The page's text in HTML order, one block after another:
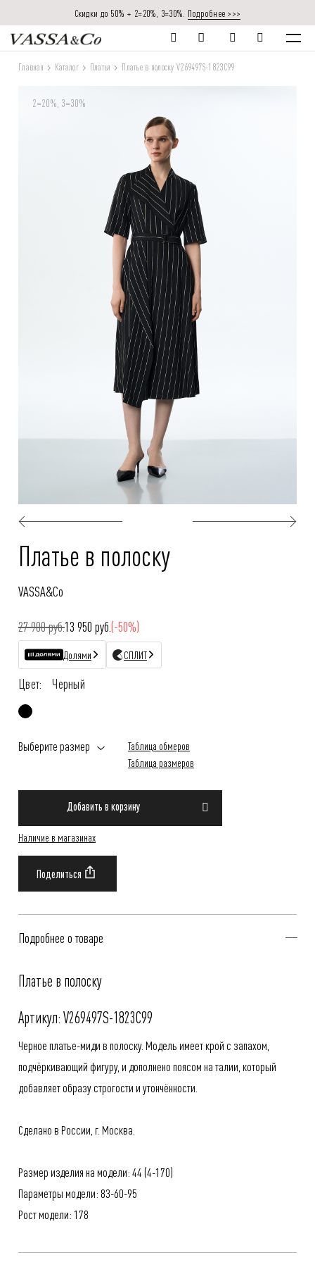
Скидки до 50% + 2=20%, 3=30%. Подробнее >>>
Главная Каталог Платья Платье в полоску V269497S-1823C99
2=20%, 3=30%
Платье в полоску
VASSA&Co
27 900 руб.13 950 руб.(-50%)
Долями СПЛИТ
Цвет: Черный
Выберите размер
Таблица обмеров
Таблица размеров
Добавить в корзину
Наличие в магазинах
Подробнее о товаре
Платье в полоску
Артикул: V269497S-1823C99
Черное платье-миди в полоску. Модель имеет крой с запахом,
подчёркивающий фигуру, и дополнено поясом на талии, который
добавляет образу строгости и утончённости.
Сделано в России, г. Москва.
Размер изделия на модели: 44 (4-170)
Параметры модели: 83-60-95
Рост модели: 178